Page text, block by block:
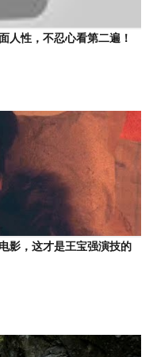
人性，不忍心看第二遍！
影，这才是王宝强演技的